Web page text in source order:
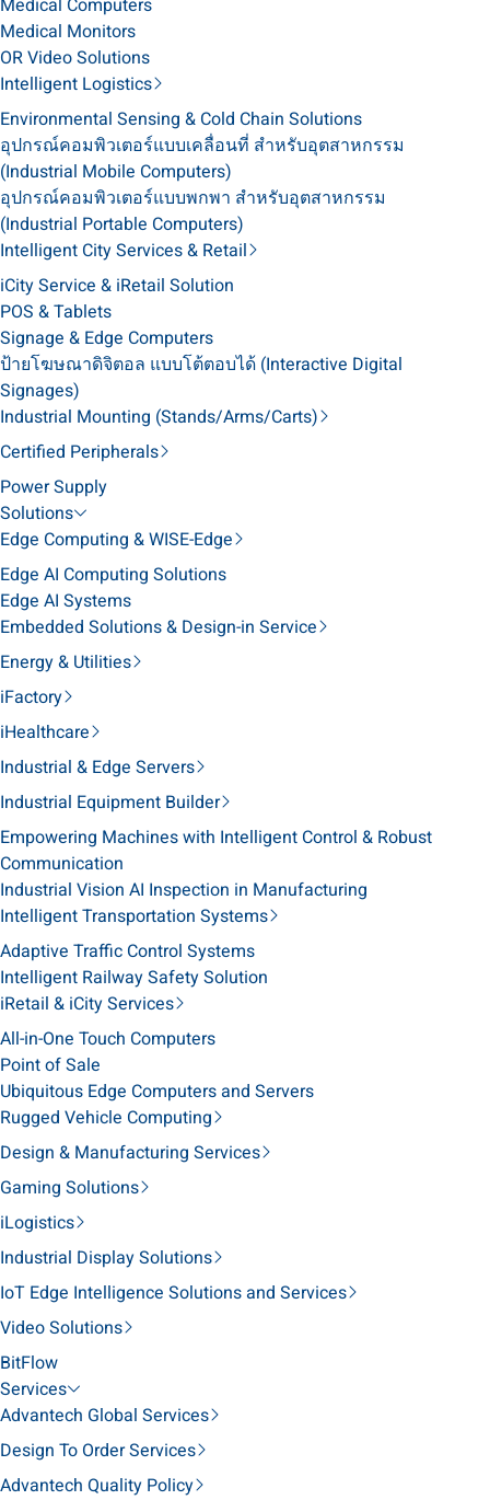
Medical Monitors
OR Video Solutions
Intelligent Logistics
Environmental Sensing & Cold Chain Solutions
อุปกรณ์คอมพิวเตอร์แบบเคลื่อนที่ สำหรับอุตสาหกรรม
(Industrial Mobile Computers)
อุปกรณ์คอมพิวเตอร์แบบพกพา สำหรับอุตสาหกรรม
(Industrial Portable Computers)
Intelligent City Services & Retail
iCity Service & iRetail Solution
POS & Tablets
Signage & Edge Computers
ป้ายโฆษณาดิจิตอล แบบโต้ตอบได้ (Interactive Digital
Signages)
Industrial Mounting (Stands/Arms/Carts)
Certified Peripherals
Power Supply
Solutions
Edge Computing & WISE-Edge
Edge AI Computing Solutions
Edge AI Systems
Embedded Solutions & Design-in Service
Energy & Utilities
iFactory
iHealthcare
Industrial & Edge Servers
Industrial Equipment Builder
Empowering Machines with Intelligent Control & Robust
Communication
Industrial Vision AI Inspection in Manufacturing
Intelligent Transportation Systems
Adaptive Traffic Control Systems
Intelligent Railway Safety Solution
iRetail & iCity Services
All-in-One Touch Computers
Point of Sale
Ubiquitous Edge Computers and Servers
Rugged Vehicle Computing
Design & Manufacturing Services
Gaming Solutions
iLogistics
Industrial Display Solutions
IoT Edge Intelligence Solutions and Services
Video Solutions
BitFlow
Services
Advantech Global Services
Design To Order Services
Advantech Quality Policy